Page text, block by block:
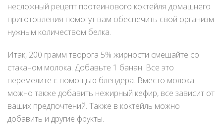
несложный рецепт протеинового коктейля домашнего
приготовления помогут вам обеспечить свой организм
нужным количеством белка.
Итак, 200 грамм творога 5% жирности смешайте со
стаканом молока. Добавьте 1 банан. Все это
перемелите с помощью блендера. Вместо молока
можно также добавить нежирный кефир, все зависит от
ваших предпочтений. Также в коктейль можно
добавить и другие фрукты.